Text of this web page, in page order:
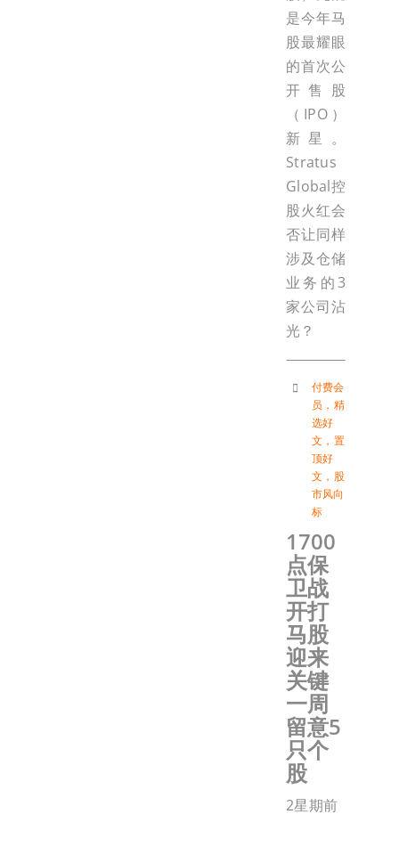
是今年马
股最耀眼
的首次公
开售股
（IPO）
新星。
Stratus
Global控
股火红会
否让同样
涉及仓储
业务的3
家公司沾
光？
付费会
员 ， 精
选好
文 ， 置
顶好
文 ， 股
市风向
标
1700
点保
卫战
开打
马股
迎来
关键
一周
留意5
只个
股
2星期前